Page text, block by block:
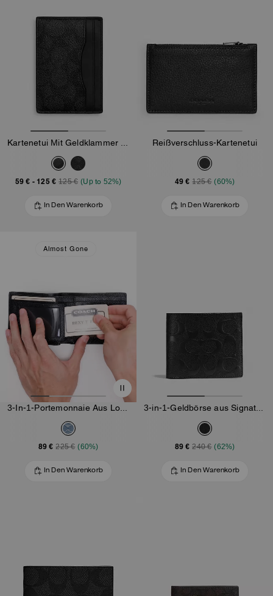
59 € -125 € 125 € (Up to 52%)
In Den Warenkorb
Reißverschluss-Kartenetui
49 € 125 € (60%)
In Den Warenkorb
Almost Gone
89 € 225 € (60%)
In Den Warenkorb
89 € 240 € (62%)
In Den Warenkorb